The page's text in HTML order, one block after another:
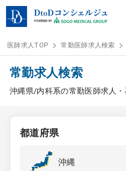
ログイン
医師求人
常勤検索
医師求人TOP 常勤医師求人検索
常勤求人検索
沖縄県/内科系の常勤医師求人
都道府県
沖縄